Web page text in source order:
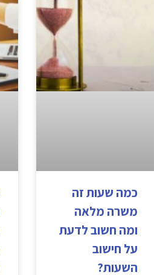
כמה שעות זה
משרה מלאה
ומה חשוב לדעת
על חישוב
השעות?